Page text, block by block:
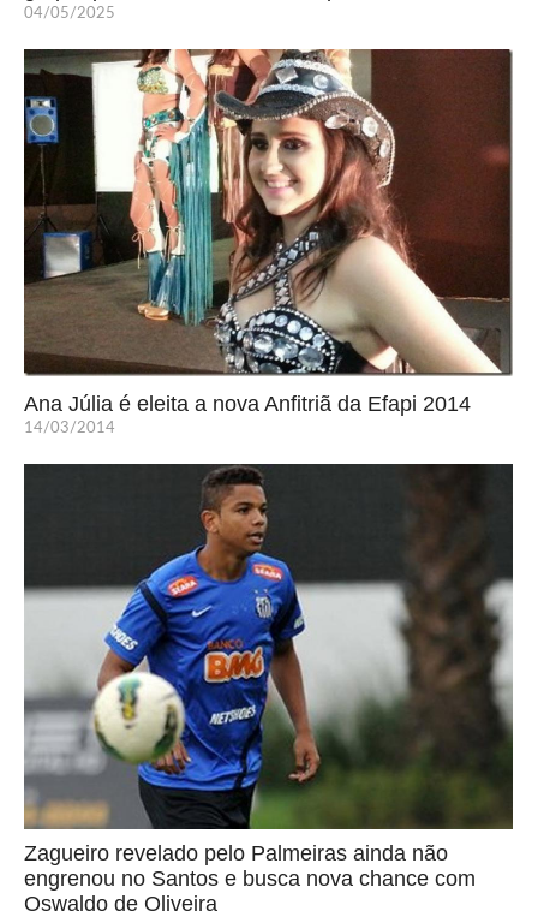
04/05/2025
Ana Júlia é eleita a nova Anfitriã da Efapi 2014
14/03/2014
Zagueiro revelado pelo Palmeiras ainda não
engrenou no Santos e busca nova chance com
Oswaldo de Oliveira